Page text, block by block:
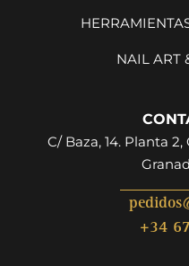
NAIL ART
C/ Baza, 14. Planta 2,
+34